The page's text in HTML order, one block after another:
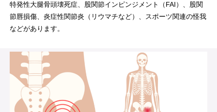
特発性大腿骨頭壊死症、股関節インピンジメント（FAI）、股関
節唇損傷、炎症性関節炎（リウマチなど）、スポーツ関連の怪我
などがあります。